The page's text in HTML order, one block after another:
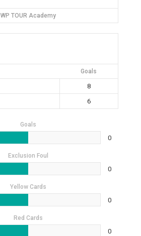
WP TOUR Academy
Goals
8
6
Goals
0
Exclusion Foul
0
Yellow Cards
0
Red Cards
0